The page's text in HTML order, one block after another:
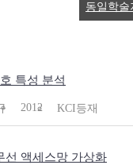
특성 분석
2012 KCI등재
선 액세스망 가상화
동일학술